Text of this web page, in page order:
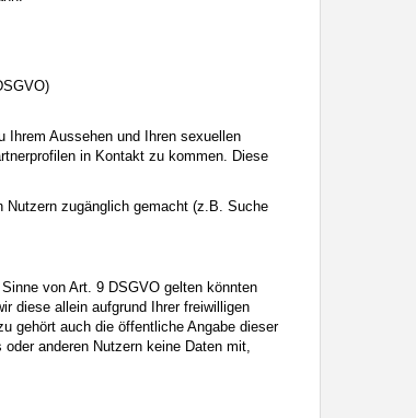
Ihrem Aussehen und Ihren sexuellen
in Kontakt zu kommen. Diese
Nutzern zugänglich gemacht (z.B. Suche
von Art. 9 DSGVO gelten könnten
diese allein aufgrund Ihrer freiwilligen
gehört auch die öffentliche Angabe dieser
anderen Nutzern keine Daten mit,